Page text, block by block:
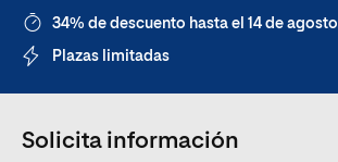
34% de descuento hasta el 14 de agosto
Plazas limitadas
Solicita información